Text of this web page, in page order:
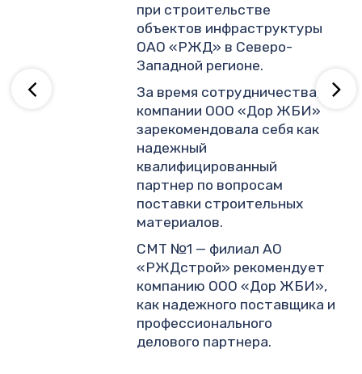
при строительстве
объектов инфраструктуры
ОАО «РЖД» в Северо-
Западной регионе.
За время сотрудничества,
компании ООО «Дор ЖБИ»
зарекомендовала себя как
надежный
квалифицированный
партнер по вопросам
поставки строительных
материалов.
СМТ №1 — филиал АО
«РЖДстрой» рекомендует
компанию ООО «Дор ЖБИ»,
как надежного поставщика и
профессионального
делового партнера.